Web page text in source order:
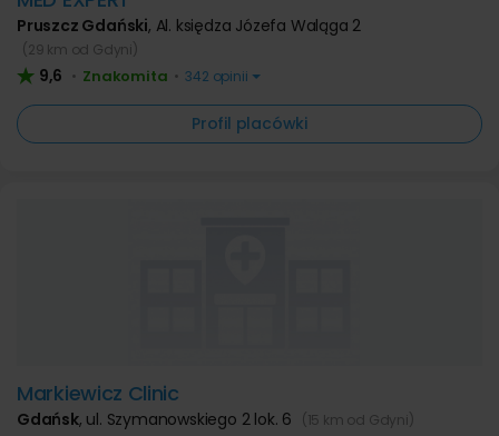
Pruszcz Gdański, Al. księdza Józefa Waląga 2
(29 km od Gdyni)
9,6 • Znakomita • 342 opinii
Profil placówki
Markiewicz Clinic
Gdańsk, ul. Szymanowskiego 2 lok. 6 (15 km od Gdyni)